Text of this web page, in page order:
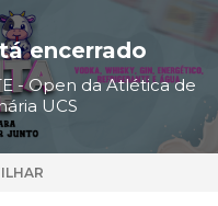
encerrado
- Open da Atlética de
UCS